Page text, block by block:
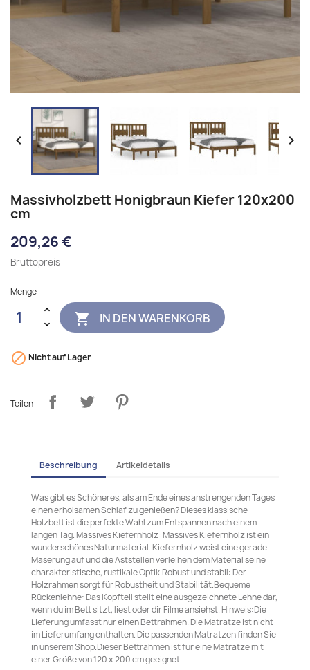
 
Massivholzbett Honigbraun Kiefer 120x200
cm
209,26 €
Bruttopreis
Menge
 IN DEN WARENKORB
 Nicht auf Lager
Teilen
Beschreibung Artikeldetails
Was gibt es Schöneres, als am Ende eines anstrengenden Tages
einen erholsamen Schlaf zu genießen? Dieses klassische
Holzbett ist die perfekte Wahl zum Entspannen nach einem
langen Tag. Massives Kiefernholz: Massives Kiefernholz ist ein
wunderschönes Naturmaterial. Kiefernholz weist eine gerade
Maserung auf und die Aststellen verleihen dem Material seine
charakteristische, rustikale Optik.Robust und stabil: Der
Holzrahmen sorgt für Robustheit und Stabilität.Bequeme
Rückenlehne: Das Kopfteil stellt eine ausgezeichnete Lehne dar,
wenn du im Bett sitzt, liest oder dir Filme ansiehst. Hinweis:Die
Lieferung umfasst nur einen Bettrahmen. Die Matratze ist nicht
im Lieferumfang enthalten. Die passenden Matratzen finden Sie
in unserem Shop.Dieser Bettrahmen ist für eine Matratze mit
einer Größe von 120 x 200 cm geeignet.